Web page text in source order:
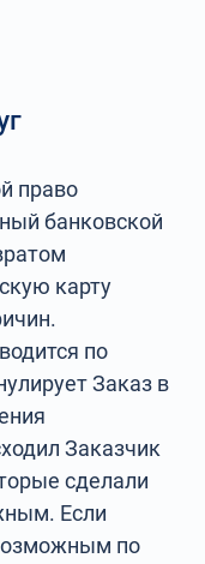
право
банковской
карту
по
Заказ в
Заказчик
сделали
Если
по